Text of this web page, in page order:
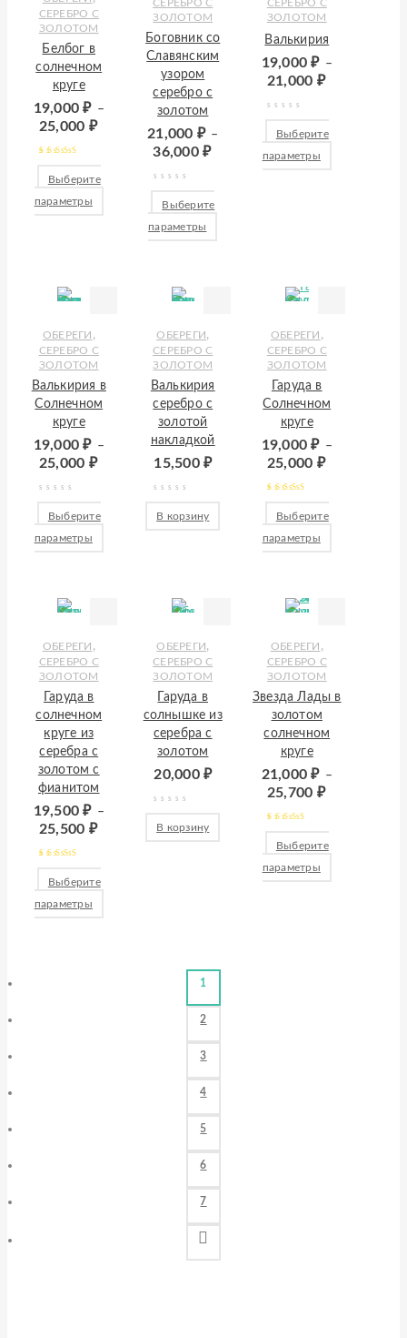
СЕРЕБРО С
ЗОЛОТОМ
Белбог в
солнечном
круге
19,000₽ –
25,000 ₽
5
Выберите
параметры
СЕРЕБРО С
ЗОЛОТОМ
Боговник со
Славянским
узором
серебро с
золотом
21,000 ₽ –
36,000 ₽
Выберите
параметры
СЕРЕБРО С
ЗОЛОТОМ
Валькирия
19,000₽ –
21,000 ₽
Выберите
параметры
ОБЕРЕГИ ,
СЕРЕБРО С
ЗОЛОТОМ
Валькирия в
Солнечном
круге
19,000₽ –
25,000 ₽
Выберите
параметры
ОБЕРЕГИ,
СЕРЕБРО С
ЗОЛОТОМ
Валькирия
серебро с
золотой
накладкой
15,500 ₽
В корзину
ОБЕРЕГИ ,
СЕРЕБРО С
ЗОЛОТОМ
Гаруда в
Солнечном
круге
19,000₽ –
25,000 ₽
5
Выберите
параметры
ОБЕРЕГИ ,
СЕРЕБРО С
ЗОЛОТОМ
Гаруда в
солнечном
круге из
серебра с
золотом с
фианитом
19,500₽ –
25,500 ₽
5
Выберите
параметры
ОБЕРЕГИ,
СЕРЕБРО С
ЗОЛОТОМ
Гаруда в
солнышке из
серебра с
золотом
20,000 ₽
В корзину
ОБЕРЕГИ ,
СЕРЕБРО С
ЗОЛОТОМ
Звезда Лады в
золотом
солнечном
круге
21,000₽ –
25,700 ₽
5
Выберите
параметры
1
2
3
4
5
6
7